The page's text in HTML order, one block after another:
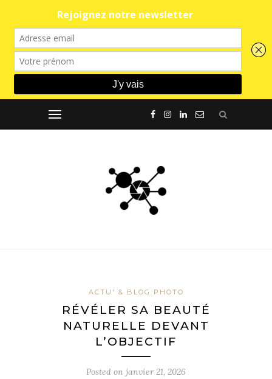
ACTU' & BLOG PHOTO
RÉVÉLER SA BEAUTÉ
NATURELLE DEVANT
L’OBJECTIF
Posted on janvier 21, 2026